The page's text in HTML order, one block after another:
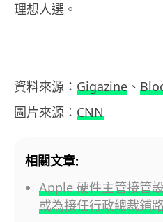
理想人選。
資料來源： Gigazine 、
圖片來源： CNN
相關文章:
Apple 硬件主管接管
或為接任行政總裁鋪